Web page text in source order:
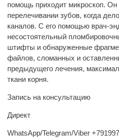
помощь приходит микроскоп.
перелечивании зубов, когда
каналов. С его помощью врач-
несостоятельный
штифты и обнаруженные
файлов, сломанных и
предыдущего лечения,
ткани корня.
Запись на консультацию
Директ
WhatsApp/Telegram/Viber